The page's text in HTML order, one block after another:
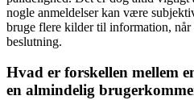
nogle anmeldelser kan være
bruge flere kilder til information,
beslutning.
Hvad er forskellen mellem
en almindelig